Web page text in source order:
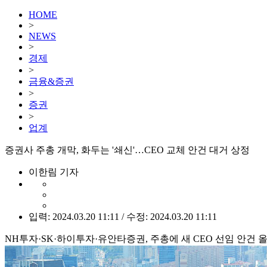
HOME
>
NEWS
>
경제
>
금융&증권
>
증권
>
업계
증권사 주총 개막, 화두는 '쇄신'…CEO 교체 안건 대거 상정
이한림 기자
입력: 2024.03.20 11:11 / 수정: 2024.03.20 11:11
NH투자·SK·하이투자·유안타증권, 주총에 새 CEO 선임 안건